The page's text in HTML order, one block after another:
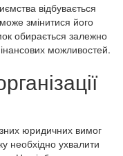
відбувається
змінитися його
обирається залежно
можливостей.
юридичних вимог
необхідно ухвалити